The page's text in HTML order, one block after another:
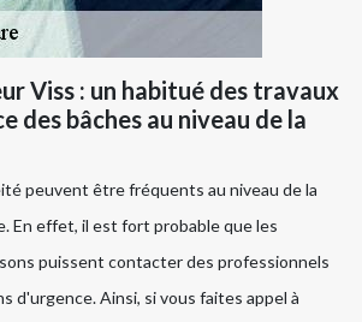
Viss : un habitué des travaux
des bâches au niveau de la
peuvent être fréquents au niveau de la
En effet, il est fort probable que les
puissent contacter des professionnels
d'urgence. Ainsi, si vous faites appel à